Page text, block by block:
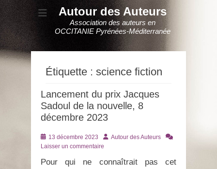
Autour des Auteurs
Association des auteurs en
OCCITANIE Pyrénées-Méditerranée
Étiquette : science fiction
Lancement du prix Jacques
Sadoul de la nouvelle, 8
décembre 2023
Posté
le
13 décembre 2023 AuteurAutour des Auteurs
Laisser un commentaire
Pour qui ne connaîtrait pas cet